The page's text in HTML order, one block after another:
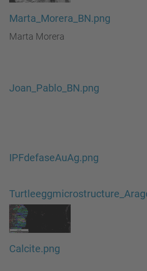
Marta_Morera_BN.png
Marta Morera
Joan_Pablo_BN.png
IPFdefaseAuAg.png
Calcite.png